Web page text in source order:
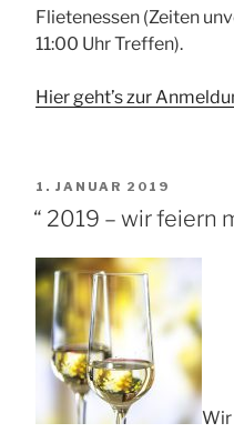
Flietenessen (Zeiten
11:00 Uhr Treffen).
Hier geht’s zur
VERÖFFENTLICHT
AM
1. JANUAR 2019
“ 2019 – wir feiern
Wir